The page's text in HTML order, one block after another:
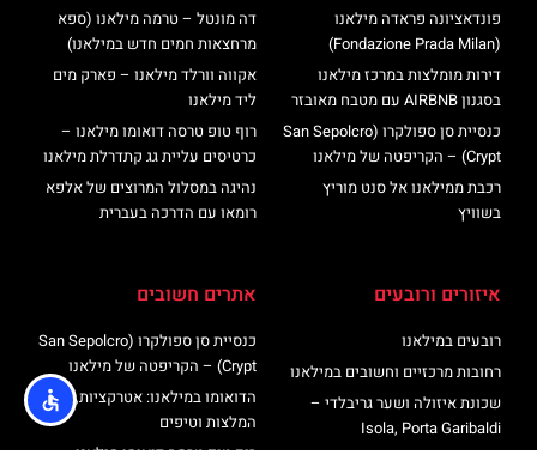
פונדאציונה פראדה מילאנו
(Fondazione Prada Milan)
דירות מומלצות במרכז מילאנו
בסגנון AIRBNB עם מטבח מאובזר
כנסיית סן ספולקרו (San Sepolcro
Crypt) – הקריפטה של מילאנו
רכבת ממילאנו אל סנט מוריץ
בשוויץ
דה מונטל – טרמה מילאנו (ספא
מרחצאות חמים חדש במילאנו)
אקווה וורלד מילאנו – פארק מים
ליד מילאנו
רוף טופ טרסה דואומו מילאנו –
כרטיסים עליית גג קתדרלת מילאנו
נהיגה במסלול המרוצים של אלפא
רומאו עם הדרכה בעברית
איזורים ורובעים
רובעים במילאנו
רחובות מרכזיים וחשובים במילאנו
שכונת איזולה ושער גריבלדי –
Isola, Porta Garibaldi
אתרים חשובים
כנסיית סן ספולקרו (San Sepolcro
Crypt) – הקריפטה של מילאנו
הדואומו במילאנו: אטרקציות,
המלצות וטיפים
רוף טופ טרסה דואומו מילאנו –